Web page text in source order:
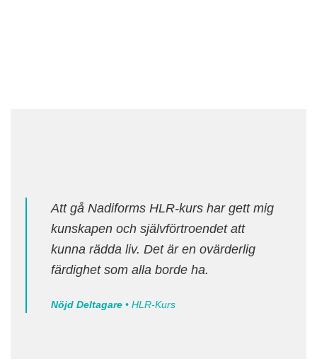
Att gå Nadiforms HLR-kurs har gett mig
kunskapen och självförtroendet att
kunna rädda liv. Det är en ovärderlig
färdighet som alla borde ha.
Nöjd Deltagare• HLR-Kurs